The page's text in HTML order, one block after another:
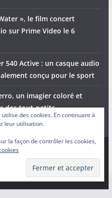
», le film concert
sur Prime Video le 6
540 Active : un casque audio
conçu pour le sport
un imagier coloré et
des tout-petits
. Tous droits réservés.
Propulsé parWordPress.
des cookies. En continuant à
leur utilisation.
la façon de contrôler les cookies,